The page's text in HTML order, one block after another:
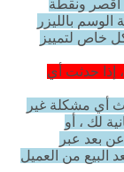
أقصر ونقطة
بالليزر
خاص لتمييز
إذا حدثت أي
حالة حدوث أي مشكلة غير
لك ، أو
بعد عبر
البيع من العميل